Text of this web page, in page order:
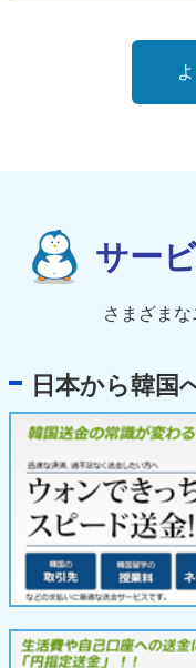
サー
さまざま
日本から韓国